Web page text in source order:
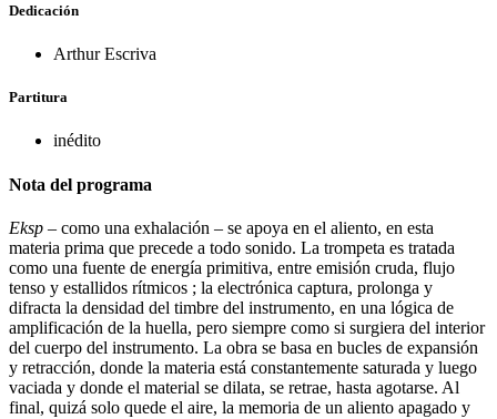
Dedicación
Arthur Escriva
Partitura
inédito
Nota del programa
Eksp – como una exhalación – se apoya en el aliento, en esta
materia prima que precede a todo sonido. La trompeta es tratada
como una fuente de energía primitiva, entre emisión cruda, flujo
tenso y estallidos rítmicos ; la electrónica captura, prolonga y
difracta la densidad del timbre del instrumento, en una lógica de
amplificación de la huella, pero siempre como si surgiera del interior
del cuerpo del instrumento. La obra se basa en bucles de expansión
y retracción, donde la materia está constantemente saturada y luego
vaciada y donde el material se dilata, se retrae, hasta agotarse. Al
final, quizá solo quede el aire, la memoria de un aliento apagado y